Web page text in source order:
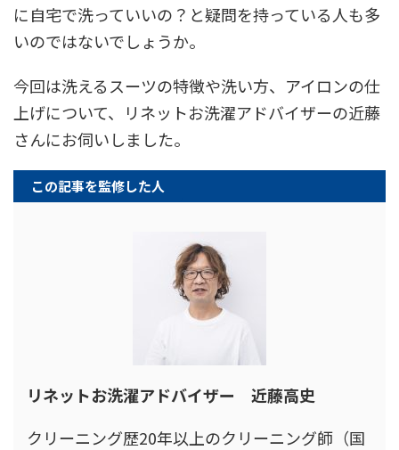
に自宅で洗っていいの？と疑問を持っている人も多
いのではないでしょうか。
今回は洗えるスーツの特徴や洗い方、アイロンの仕
上げについて、リネットお洗濯アドバイザーの近藤
さんにお伺いしました。
この記事を監修した人
リネットお洗濯アドバイザー 近藤高史
クリーニング歴20年以上のクリーニング師（国